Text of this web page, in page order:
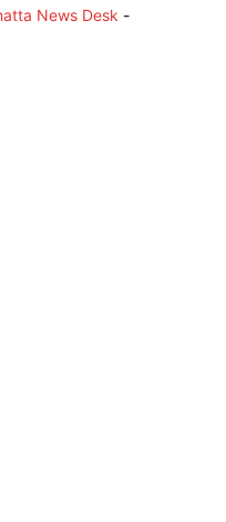
News Desk -